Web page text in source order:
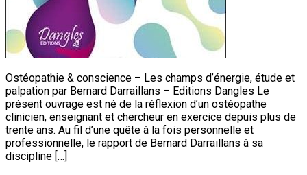
Ostéopathie & conscience – Les champs d’énergie, étude et
palpation par Bernard Darraillans – Editions Dangles Le
présent ouvrage est né de la réflexion d’un ostéopathe
clinicien, enseignant et chercheur en exercice depuis plus de
trente ans. Au fil d’une quête à la fois personnelle et
professionnelle, le rapport de Bernard Darraillans à sa
discipline […]